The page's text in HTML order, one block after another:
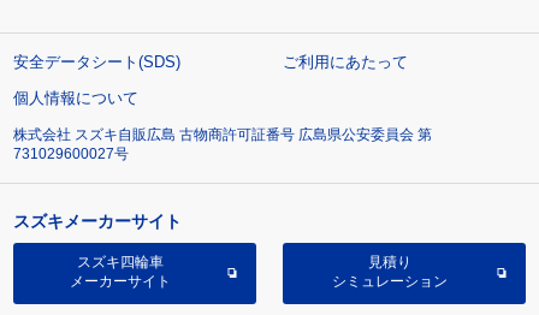
安全データシート(SDS)
ご利用にあたって
個人情報について
株式会社 スズキ自販広島 古物商許可証番号 広島県公安委員会 第
731029600027号
スズキメーカーサイト
スズキ四輪車
メーカーサイト
見積り
シミュレーション